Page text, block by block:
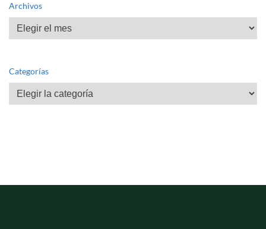
Archivos
Archivos
Categorías
Categorías